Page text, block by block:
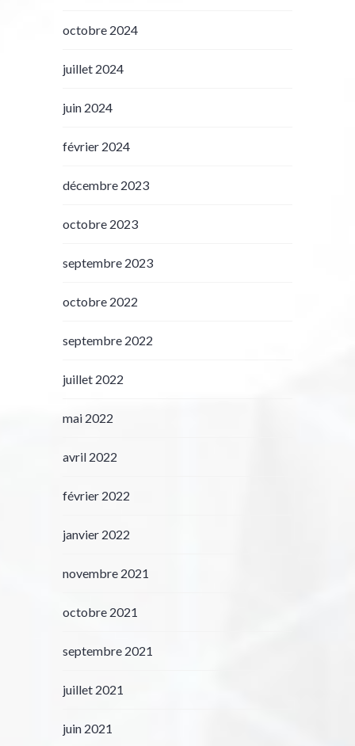
octobre 2024
juillet 2024
juin 2024
février 2024
décembre 2023
octobre 2023
septembre 2023
octobre 2022
septembre 2022
juillet 2022
mai 2022
avril 2022
février 2022
janvier 2022
novembre 2021
octobre 2021
septembre 2021
juillet 2021
juin 2021